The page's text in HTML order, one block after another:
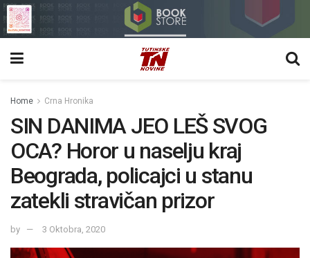
Home Crna Hronika
SIN DANIMA JEO LEŠ SVOG
OCA? Horor u naselju kraj
Beograda, policajci u stanu
zatekli stravičan prizor
by 3 Oktobra, 2020